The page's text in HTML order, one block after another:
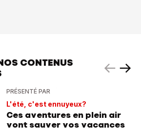
CONTENUS
PRÉSENTÉ PAR
L'été, c'est ennuyeux?
Ces aventures en plein air
vont sauver vos vacances